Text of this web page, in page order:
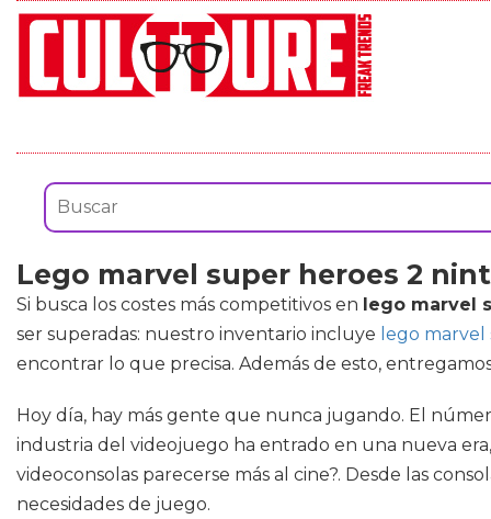
Lego marvel super heroes 2
Si busca los costes más competitivos en lego marvel
ser superadas: nuestro inventario incluye lego
encontrar lo que precisa. Además de esto,
Hoy día, hay más gente que nunca jugando. El
industria del videojuego ha entrado en una nueva
videoconsolas parecerse más al cine?. Desde las
necesidades de juego.